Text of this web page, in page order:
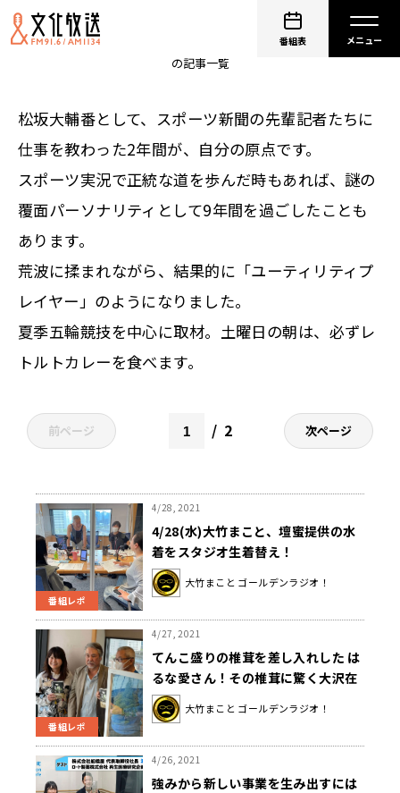
番組表
の記事一覧
松坂大輔番として、スポーツ新聞の先輩記者たちに
仕事を教わった2年間が、自分の原点です。
スポーツ実況で正統な道を歩んだ時もあれば、謎の
覆面パーソナリティとして9年間を過ごしたことも
あります。
荒波に揉まれながら、結果的に「ユーティリティプ
レイヤー」のようになりました。
夏季五輪競技を中心に取材。土曜日の朝は、必ずレ
トルトカレーを食べます。
前ページ 2 次ページ
番組レポ
4/28, 2021
4/28(水)大竹まこと、壇蜜提供の水
着をスタジオ生着替え！
大竹まこと ゴールデンラジオ！
番組レポ
4/27, 2021
てんこ盛りの椎茸を差し入れした は
るな愛さん！その椎茸に驚く大沢在
昌さん！本日も内容てんこ盛りで生
放送！
大竹まこと ゴールデンラジオ！
4/26, 2021
強みから新しい事業を生み出すには